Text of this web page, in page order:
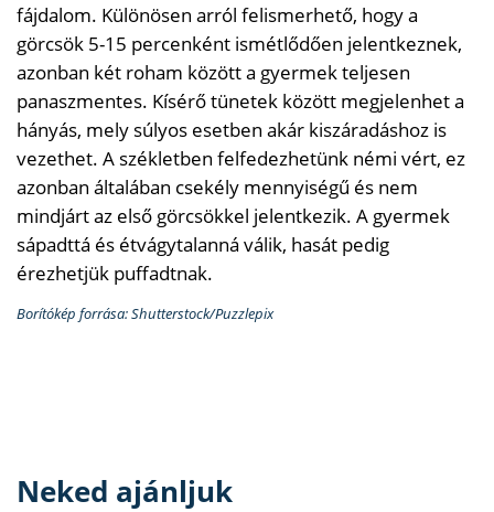
fájdalom. Különösen arról felismerhető, hogy a
görcsök 5-15 percenként ismétlődően jelentkeznek,
azonban két roham között a gyermek teljesen
panaszmentes. Kísérő tünetek között megjelenhet a
hányás, mely súlyos esetben akár kiszáradáshoz is
vezethet. A székletben felfedezhetünk némi vért, ez
azonban általában csekély mennyiségű és nem
mindjárt az első görcsökkel jelentkezik. A gyermek
sápadttá és étvágytalanná válik, hasát pedig
érezhetjük puffadtnak.
Borítókép forrása: Shutterstock/Puzzlepix
Neked ajánljuk